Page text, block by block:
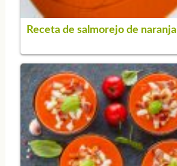
Receta de salmorejo de naranja